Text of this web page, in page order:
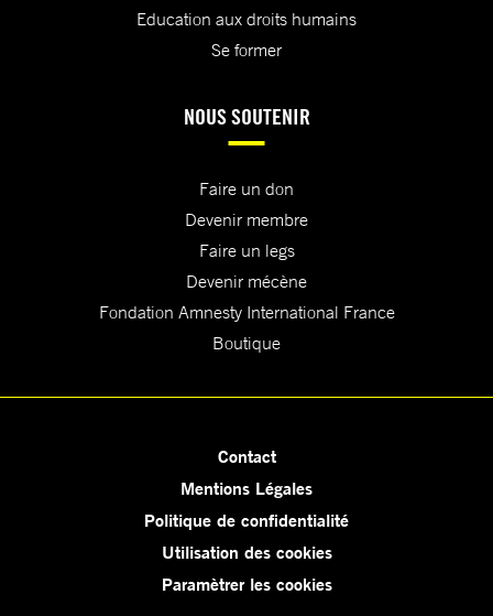
Education aux droits humains
Se former
NOUS SOUTENIR
Faire un don
Devenir membre
Faire un legs
Devenir mécène
Fondation Amnesty International France
Boutique
Contact
Mentions Légales
Politique de confidentialité
Utilisation des cookies
Paramètrer les cookies